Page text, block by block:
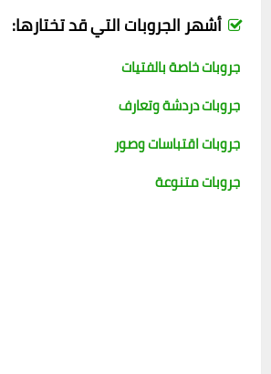
أشهر الجروبات التي قد تختارها:
جروبات خاصة بالفتيات
جروبات دردشة وتعارف
جروبات اقتباسات وصور
جروبات متنوعة